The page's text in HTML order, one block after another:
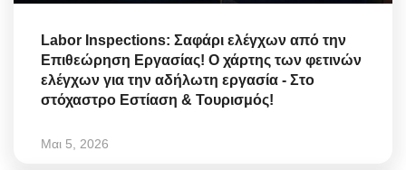
Labor Inspections: Σαφάρι ελέγχων από την
Επιθεώρηση Εργασίας! Ο χάρτης των φετινών
ελέγχων για την αδήλωτη εργασία - Στο
στόχαστρο Εστίαση & Τουρισμός!
Μαι 5, 2026